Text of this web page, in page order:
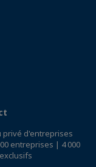
privé d'entreprises
entreprises | 4 000